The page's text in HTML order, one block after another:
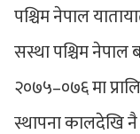
पश्चिम नेपाल
सस्था पश्चिम
२०७५–०७६ मा
स्थापना कालदेखि